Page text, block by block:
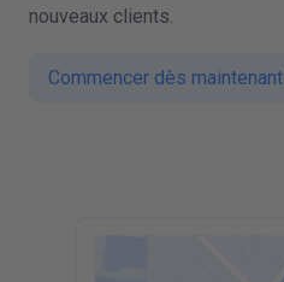
nouveaux clients.
Commencer dès maintenant